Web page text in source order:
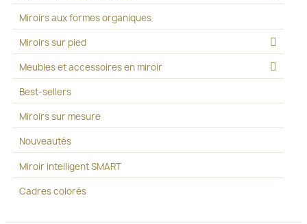
Miroirs aux formes organiques
Miroirs sur pied
Meubles et accessoires en miroir
Best-sellers
Miroirs sur mesure
Nouveautés
Miroir intelligent SMART
Cadres colorés